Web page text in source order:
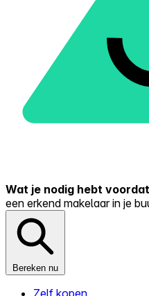
Wat je nodig hebt
een erkend makelaar in je
Bereken nu
Zelf kopen